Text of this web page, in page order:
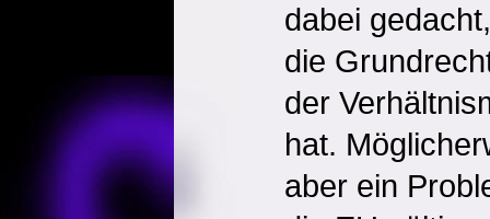
dabei
die
der
hat.
aber ein